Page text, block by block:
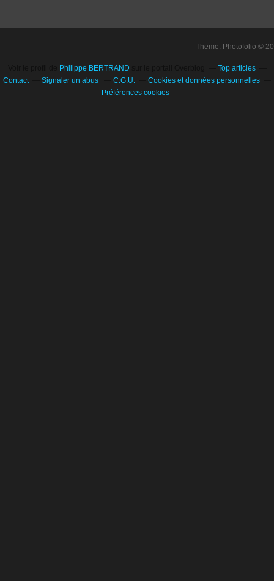
Theme: Photofolio ©
Philippe BERTRAND
Top articles
Contact
Signaler un abus C.G.U.
Cookies et données personnelles
Préférences cookies